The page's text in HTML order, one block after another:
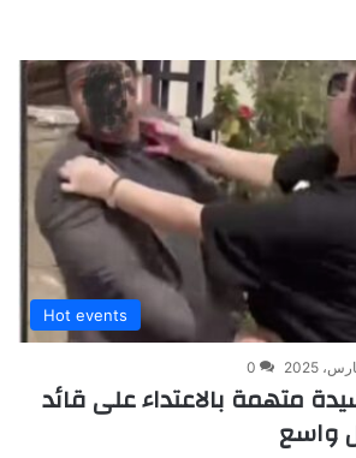
Hot events
0
متهمة بالاعتداء على قائد
واسع